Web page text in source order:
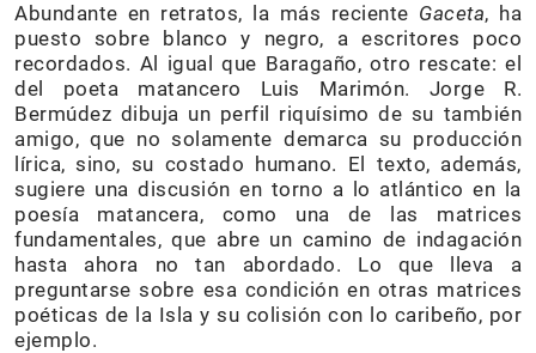
Abundante en retratos, la más reciente Gaceta, ha
puesto sobre blanco y negro, a escritores poco
recordados. Al igual que Baragaño, otro rescate: el
del poeta matancero Luis Marimón. Jorge R.
Bermúdez dibuja un perfil riquísimo de su también
amigo, que no solamente demarca su producción
lírica, sino, su costado humano. El texto, además,
sugiere una discusión en torno a lo atlántico en la
poesía matancera, como una de las matrices
fundamentales, que abre un camino de indagación
hasta ahora no tan abordado. Lo que lleva a
preguntarse sobre esa condición en otras matrices
poéticas de la Isla y su colisión con lo caribeño, por
ejemplo.